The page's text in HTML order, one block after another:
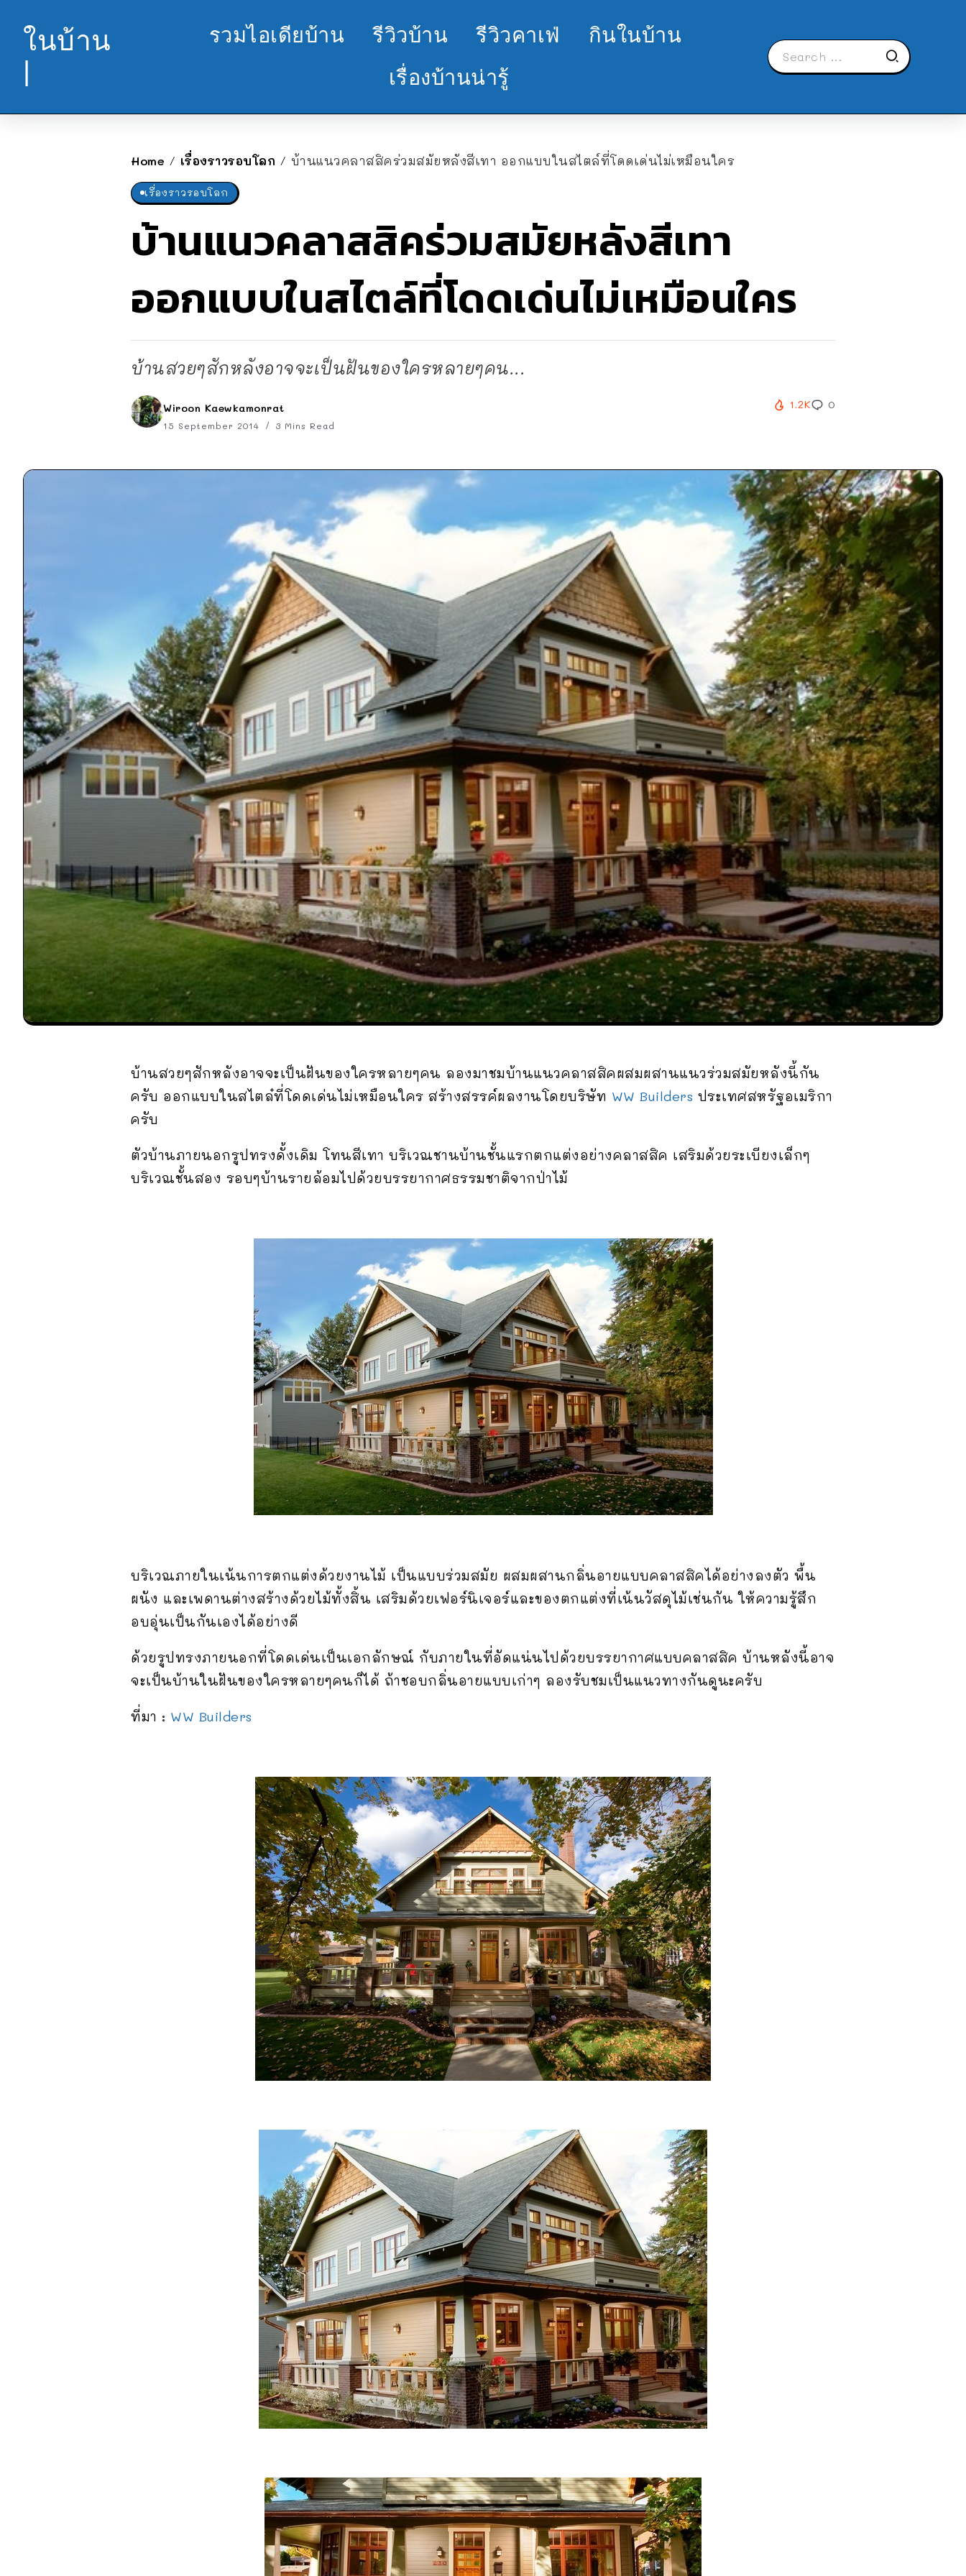
ในบ้าน
|
รวมไอเดียบ้าน รีวิวบ้าน รีวิวคาเฟ่
กินในบ้าน
เรื่องบ้านน่ารู้
Home / เรื่องราวรอบโลก / บ้านแนวคลาสสิคร่วมสมัยหลังสีเทา ออกแบบในสไตล์ที่โดดเด่นไม่เหมือนใคร
เรื่องราวรอบโลก
บ้านแนวคลาสสิคร่วมสมัยหลังสีเทา
ออกแบบในสไตล์ที่โดดเด่นไม่เหมือนใคร
บ้านสวยๆสักหลังอาจจะเป็นฝันของใครหลายๆคน...
Wiroon Kaewkamonrat
15 September 2014 3 Mins Read
1.2K 0
บ้านสวยๆสักหลังอาจจะเป็นฝันของใครหลายๆคน ลองมาชมบ้านแนวคลาสสิคผสมผสานแนวร่วมสมัยหลังนี้กัน
ครับ ออกแบบในสไตล๋ที่โดดเด่นไม่เหมือนใคร สร้างสรรค์ผลงานโดยบริษัท WW Builders ประเทศสหรัฐอเมริกา
ครับ
ตัวบ้านภายนอกรูปทรงดั้งเดิม โทนสีเทา บริเวณชานบ้านชั้นแรกตกแต่งอย่างคลาสสิค เสริมด้วยระเบียงเล็กๆ
บริเวณชั้นสอง รอบๆบ้านรายล้อมไปด้วยบรรยากาศธรรมชาติจากป่าไม้
บริเวณภายในเน้นการตกแต่งด้วยงานไม้ เป็นแบบร่วมสมัย ผสมผสานกลิ่นอายแบบคลาสสิคได้อย่างลงตัว พื้น
ผนัง และเพดานต่างสร้างด้วยไม้ทั้งสิ้น เสริมด้วยเฟอร์นิเจอร์และของตกแต่งที่เน้นวัสดุไม้เช่นกัน ให้ความรู้สึก
อบอุ่นเป็นกันเองได้อย่างดี
ด้วยรูปทรงภายนอกที่โดดเด่นเป็นเอกลักษณ์ กับภายในที่อัดแน่นไปด้วยบรรยากาศแบบคลาสสิค บ้านหลังนี้อาจ
จะเป็นบ้านในฝันของใครหลายๆคนก็ได้ ถ้าชอบกลิ่นอายแบบเก่าๆ ลองรับชมเป็นแนวทางกันดูนะครับ
ที่มา : WW Builders